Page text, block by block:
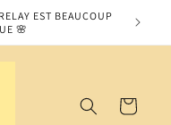
EST BEAUCOUP
🌸
Panier